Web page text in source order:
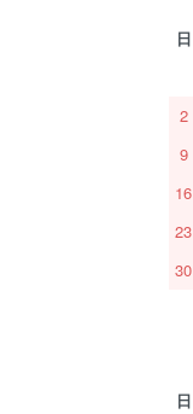
日
2
9
16
23
30
日